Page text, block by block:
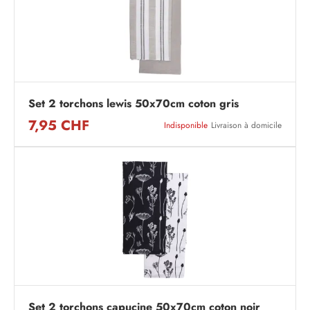
Set 2 torchons lewis 50x70cm coton gris
7,95 CHF Indisponible Livraison à domicile